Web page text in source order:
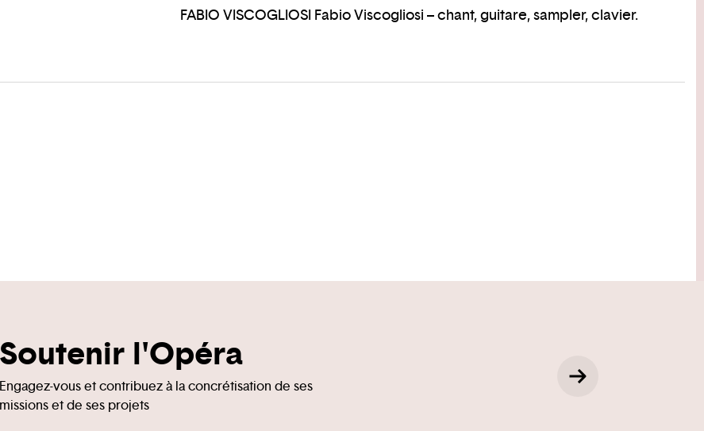
FABIO VISCOGLIOSI Fabio Viscogliosi – chant, guitare, sampler, clavier.
Soutenir l'Opéra
Engagez-vous et contribuez à la concrétisation de ses
missions et de ses projets